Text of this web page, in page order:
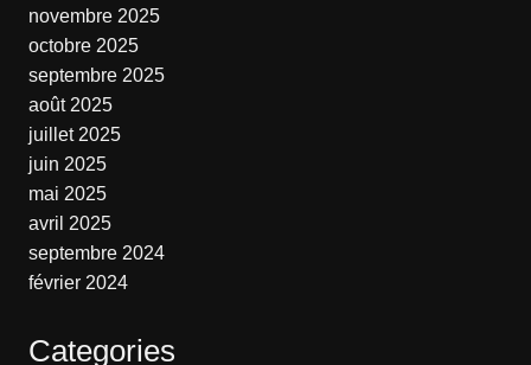
novembre 2025
octobre 2025
septembre 2025
août 2025
juillet 2025
juin 2025
mai 2025
avril 2025
septembre 2024
février 2024
Categories